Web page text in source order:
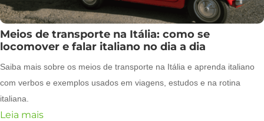
Meios de transporte na Itália: como se
locomover e falar italiano no dia a dia
Saiba mais sobre os meios de transporte na Itália e aprenda italiano
com verbos e exemplos usados em viagens, estudos e na rotina
italiana.
Leia mais